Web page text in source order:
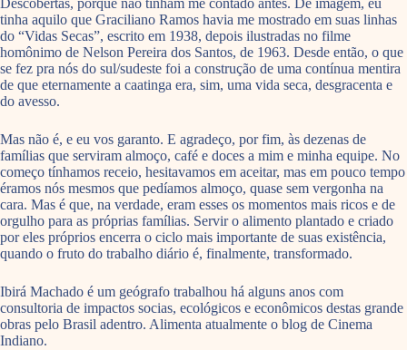
Descobertas, porque não tinham me contado antes. De imagem, eu
tinha aquilo que Graciliano Ramos havia me mostrado em suas linhas
do “Vidas Secas”, escrito em 1938, depois ilustradas no filme
homônimo de Nelson Pereira dos Santos, de 1963. Desde então, o que
se fez pra nós do sul/sudeste foi a construção de uma contínua mentira
de que eternamente a caatinga era, sim, uma vida seca, desgracenta e
do avesso.
Mas não é, e eu vos garanto. E agradeço, por fim, às dezenas de
famílias que serviram almoço, café e doces a mim e minha equipe. No
começo tínhamos receio, hesitavamos em aceitar, mas em pouco tempo
éramos nós mesmos que pedíamos almoço, quase sem vergonha na
cara. Mas é que, na verdade, eram esses os momentos mais ricos e de
orgulho para as próprias famílias. Servir o alimento plantado e criado
por eles próprios encerra o ciclo mais importante de suas existência,
quando o fruto do trabalho diário é, finalmente, transformado.
Ibirá Machado é um geógrafo trabalhou há alguns anos com
consultoria de impactos socias, ecológicos e econômicos destas grande
obras pelo Brasil adentro. Alimenta atualmente o blog de Cinema
Indiano.